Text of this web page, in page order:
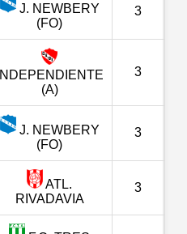
J. NEWBERY
(FO)
3
INDEPENDIENTE
(A)
3
J. NEWBERY
(FO)
3
ATL.
RIVADAVIA
3